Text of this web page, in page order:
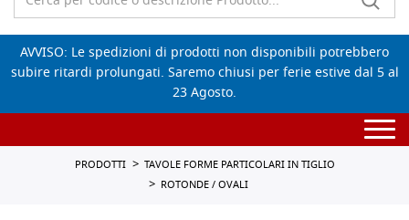
AVVISO: Le spedizioni di prodotti non disponibili potrebbero
subire ritardi prolungati. Saremo chiusi per ferie estive dal 5 al
23 Agosto.
PRODOTTI
TAVOLE FORME PARTICOLARI IN TIGLIO
ROTONDE / OVALI